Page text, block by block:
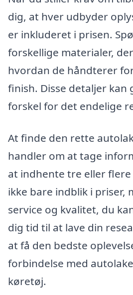
dig, at hver udbyder
er inkluderet i prisen.
forskellige materialer,
hvordan de håndterer
finish. Disse detaljer kan
forskel for det endelige
At finde den rette
handler om at tage
at indhente tre eller
ikke bare indblik i priser,
service og kvalitet, du
dig tid til at lave din
at få den bedste
forbindelse med
køretøj.